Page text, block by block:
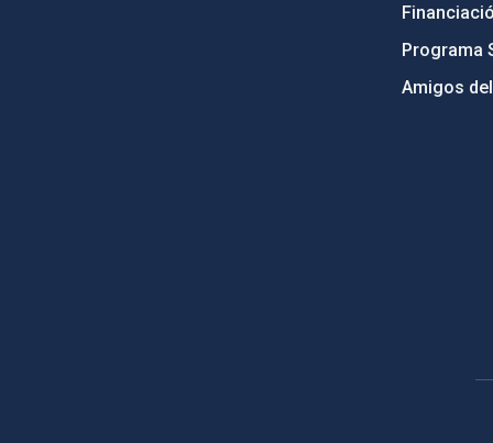
Programa
Amigos